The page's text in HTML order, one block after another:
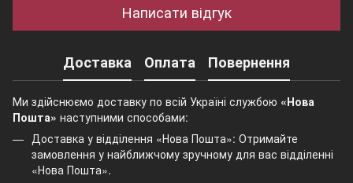
Написати відгук
Доставка Оплата Повернення
Ми здійснюємо доставку по всій Україні службою «Нова
Пошта» наступними способами:
Доставка у відділення «Нова Пошта»: Отримайте
замовлення у найближчому зручному для вас відділенні
«Нова Пошта».